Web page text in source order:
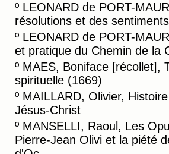
º LEONARD de PORT-
résolutions et des
º LEONARD de PORT-
et pratique du Chemin de la
º MAES, Boniface [récollet],
spirituelle (1669)
º MAILLARD, Olivier,
Jésus-Christ
º MANSELLI, Raoul, Les
Pierre-Jean Olivi et la piété